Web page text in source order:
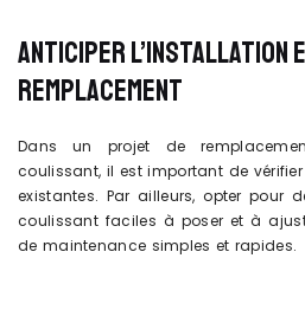
ANTICIPER L’INSTALLATION
REMPLACEMENT
Dans un projet de
coulissant, il est important de
existantes. Par ailleurs, opter pour
coulissant faciles à poser et à
de maintenance simples et rapides.